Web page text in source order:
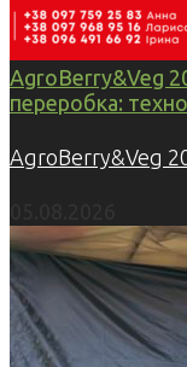
AgroBerry&Veg
переробка:
AgroBerry&Veg